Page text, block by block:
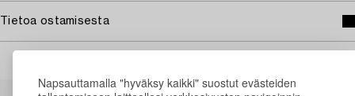
Napsauttamalla "hyväksy kaikki" suostut evästeiden
Tietoa ostamisesta
Muiden katsomia kohteita